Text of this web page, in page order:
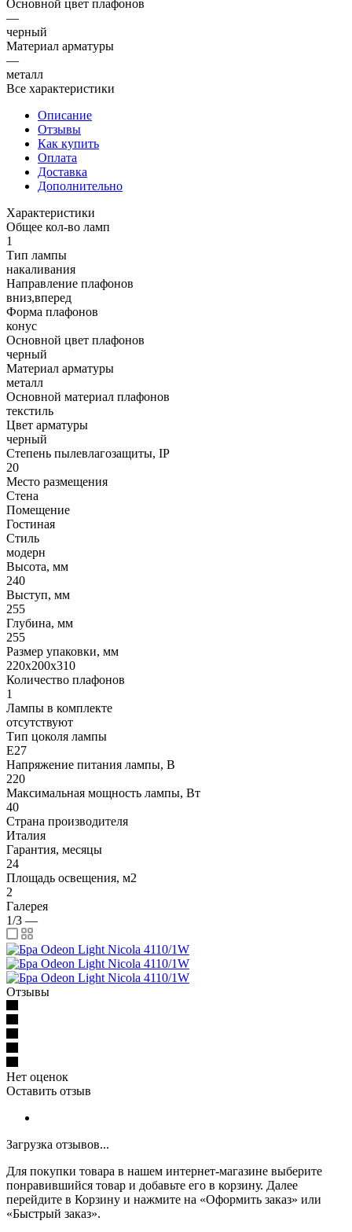
Основной цвет плафонов
—
черный
Материал арматуры
—
металл
Все характеристики
Описание
Отзывы
Как купить
Оплата
Доставка
Дополнительно
Характеристики
Общее кол-во ламп
1
Тип лампы
накаливания
Направление плафонов
вниз,вперед
Форма плафонов
конус
Основной цвет плафонов
черный
Материал арматуры
металл
Основной материал плафонов
текстиль
Цвет арматуры
черный
Степень пылевлагозащиты, IP
20
Место размещения
Стена
Помещение
Гостиная
Стиль
модерн
Высота, мм
240
Выступ, мм
255
Глубина, мм
255
Размер упаковки, мм
220x200x310
Количество плафонов
1
Лампы в комплекте
отсутствуют
Тип цоколя лампы
E27
Напряжение питания лампы, В
220
Максимальная мощность лампы, Вт
40
Страна производителя
Италия
Гарантия, месяцы
24
Площадь освещения, м2
2
Галерея
1/3 —
Отзывы
Нет оценок
Оставить отзыв
Загрузка отзывов...
Для покупки товара в нашем интернет-магазине выберите
понравившийся товар и добавьте его в корзину. Далее
перейдите в Корзину и нажмите на «Оформить заказ» или
«Быстрый заказ».